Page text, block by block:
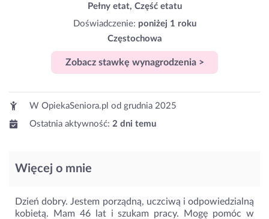
Pełny etat, Część etatu
Doświadczenie: poniżej 1 roku
Częstochowa
Zobacz stawkę wynagrodzenia >
W OpiekaSeniora.pl od grudnia 2025
Ostatnia aktywność: 2 dni temu
Więcej o mnie
Dzień dobry. Jestem porządną, uczciwą i odpowiedzialną
kobietą. Mam 46 lat i szukam pracy. Mogę pomóc w